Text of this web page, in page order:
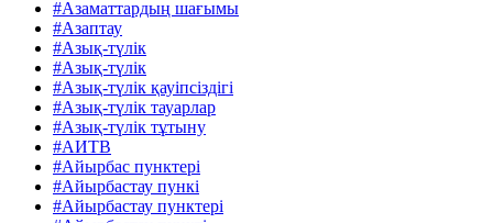
#Азаматтардың шағымы
#Азаптау
#Азық-түлік
#Азық-түлік
#Азық-түлік қауіпсіздігі
#Азық-түлік тауарлар
#Азық-түлік тұтыну
#АИТВ
#Айырбас пунктері
#Айырбастау пункі
#Айырбастау пунктері